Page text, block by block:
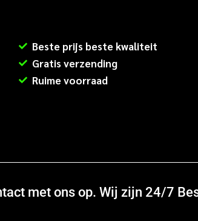
Beste prijs beste kwaliteit
Gratis verzending
Ruime voorraad
met ons op. Wij zijn 24/7